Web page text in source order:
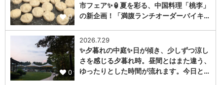
0
市フェア✨🏮夏を彩る、中国料理「桃李」
の新企画！「満腹ランチオーダーバイキ…
0
2026.7.29
✨夕暮れの中庭✨日が傾き、少しずつ涼し
さを感じる夕暮れ時。昼間とはまた違う、
ゆったりとした時間が流れます。今日と…